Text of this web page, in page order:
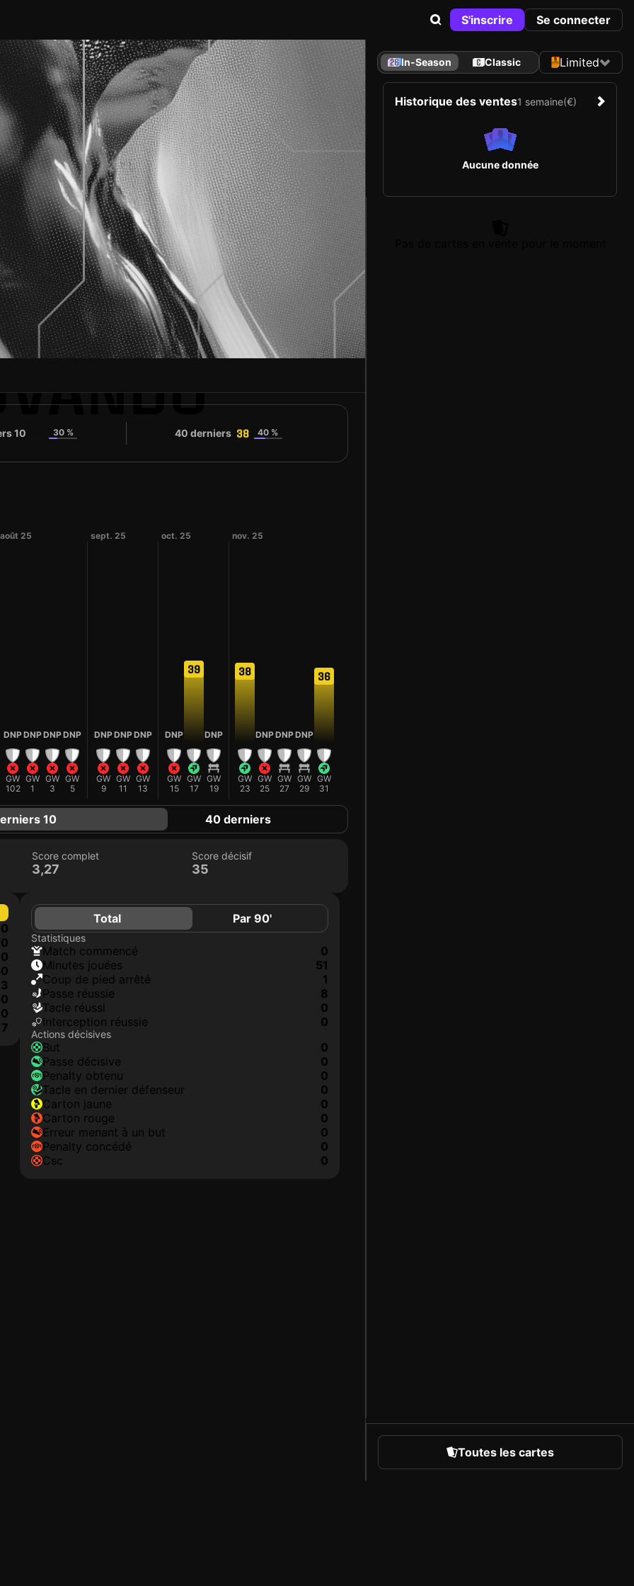
S'inscrire Se connecter
10 30 % 40 derniers 38 40 %
août 25
DNP
GW
102
DNP
GW
1
DNP
GW
3
DNP
GW
5
sept. 25
DNP
GW
9
DNP
GW
11
DNP
GW
13
oct. 25
DNP
GW
15
39
GW
17
DNP
GW
19
nov. 25
38
GW
23
DNP
GW
25
DNP
GW
27
DNP
GW
29
36
GW
31
10 40 derniers
Score complet
3,27
Score décisif
35
0
0
0
0
3
0
0
7
Total Par 90'
Statistiques
match commencé
0
minutes jouées
51
coup de pied arrêté
1
Passe réussie
8
tacle réussi
0
interception réussie
0
Actions décisives
but
0
passe décisive
0
penalty obtenu
0
tacle en dernier défenseur
0
carton jaune
0
carton rouge
0
erreur menant à un but
0
penalty concédé
0
csc
0
In-Season Classic Limited
Historique des ventes1 semaine(€)
Aucune donnée
Toutes les cartes